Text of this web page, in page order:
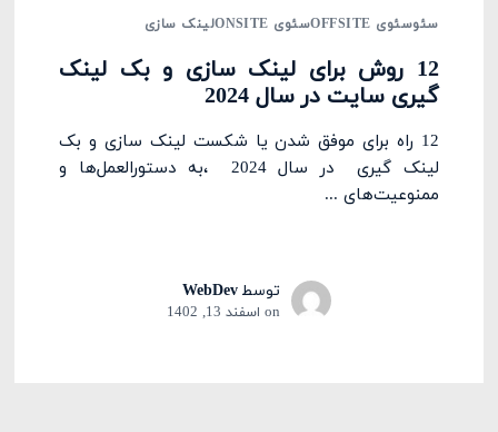
سئوسئوی OFFSITE سئوی ONSITE لینک سازی
12 روش برای لینک سازی و بک لینک
گیری سایت در سال 2024
12 راه برای موفق شدن یا شکست لینک سازی و بک
لینک گیری در سال 2024 ،به دستورالعمل‌ها و
ممنوعیت‌های ...
توسطWebDev
on اسفند 13, 1402